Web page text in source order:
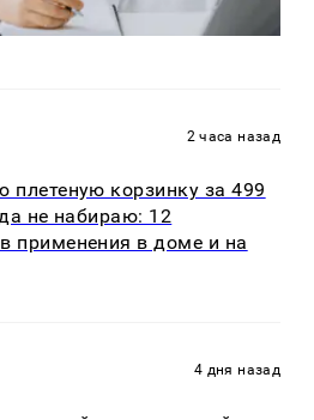
2 часа назад
плетеную корзинку за 499
не набираю: 12
применения в доме и на
4 дня назад